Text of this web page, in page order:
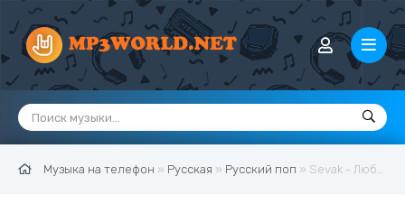
Музыка на телефон » Русская » Русский поп » Sevak - Любовь по венам